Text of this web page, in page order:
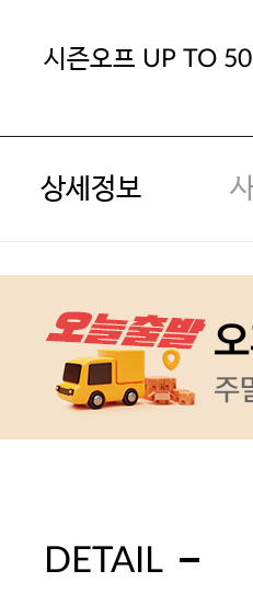
시즌오프 UP TO
상세정보
DETAIL